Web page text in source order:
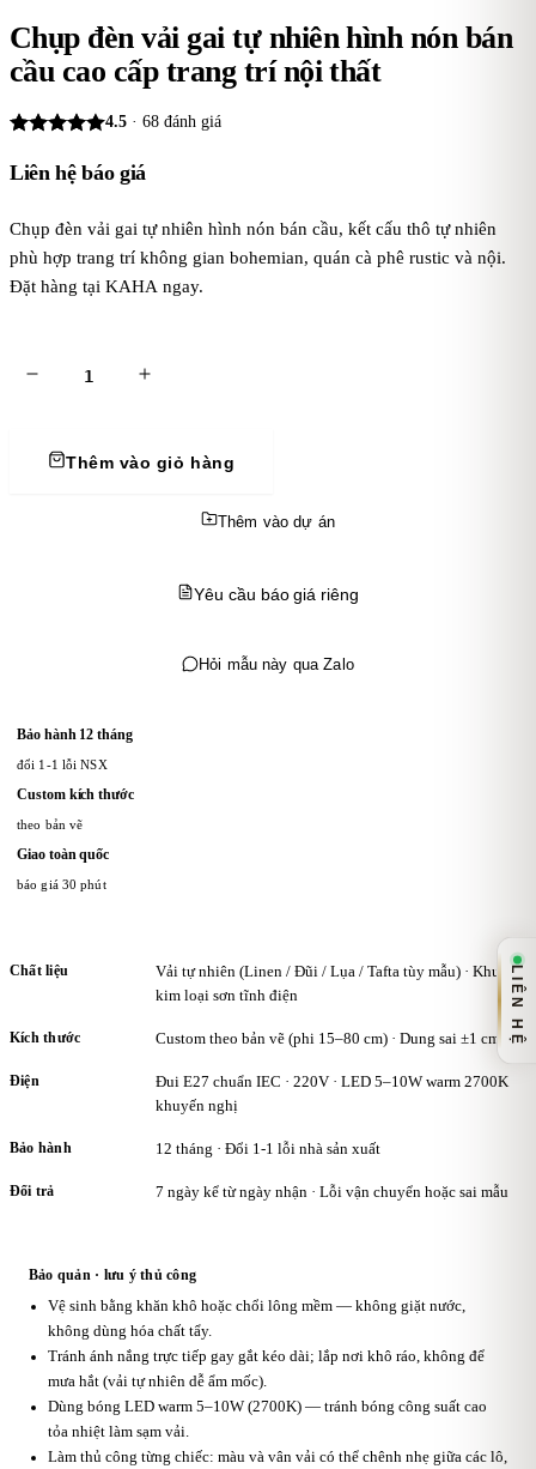
Chụp đèn vải gai tự nhiên hình nón bán
cầu cao cấp trang trí nội thất
4.5 · 68 đánh giá
Liên hệ báo giá
Chụp đèn vải gai tự nhiên hình nón bán cầu, kết cấu thô tự nhiên
phù hợp trang trí không gian bohemian, quán cà phê rustic và nội.
Đặt hàng tại KAHA ngay.
Thêm vào giỏ hàng
Thêm vào dự án
Yêu cầu báo giá riêng
Hỏi mẫu này qua Zalo
Bảo hành 12 tháng
đổi 1-1 lỗi NSX
Custom kích thước
theo bản vẽ
Giao toàn quốc
báo giá 30 phút
Chất liệu
Vải tự nhiên (Linen / Đũi / Lụa / Tafta tùy mẫu) · Khung
kim loại sơn tĩnh điện
Kích thước Custom theo bản vẽ (phi 15–80 cm) · Dung sai ±1 cm
Điện
Đui E27 chuẩn IEC · 220V · LED 5–10W warm 2700K
khuyến nghị
Bảo hành 12 tháng · Đổi 1-1 lỗi nhà sản xuất
Đổi trả 7 ngày kể từ ngày nhận · Lỗi vận chuyển hoặc sai mẫu
Bảo quản · lưu ý thủ công
Vệ sinh bằng khăn khô hoặc chổi lông mềm — không giặt nước,
không dùng hóa chất tẩy.
Tránh ánh nắng trực tiếp gay gắt kéo dài; lắp nơi khô ráo, không để
mưa hắt (vải tự nhiên dễ ẩm mốc).
Dùng bóng LED warm 5–10W (2700K) — tránh bóng công suất cao
tỏa nhiệt làm sạm vải.
Làm thủ công từng chiếc: màu và vân vải có thể chênh nhẹ giữa các lô,
LIÊN HỆ